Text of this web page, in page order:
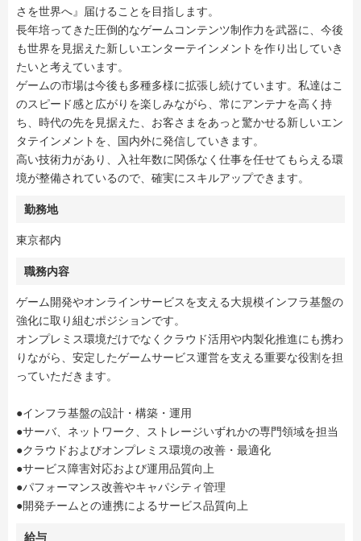
さを世界へ』届けることを目指します。
長年培ってきた圧倒的なゲームコンテンツ制作力を武器に、今後
も世界を見据えた新しいエンターテインメントを作り出していき
たいと考えています。
ゲームの市場は今後も多種多様に拡張し続けています。私達はこ
のスピード感と広がりを楽しみながら、常にアンテナを高く持
ち、時代の先を見据えた、お客さまをあっと驚かせる新しいエン
タテインメントを、国内外に発信していきます。
高い技術力があり、入社年数に関係なく仕事を任せてもらえる環
境が整備されているので、確実にスキルアップできます。
勤務地
東京都内
職務内容
ゲーム開発やオンラインサービスを支える大規模インフラ基盤の
強化に取り組むポジションです。
オンプレミス環境だけでなくクラウド活用や内製化推進にも携わ
りながら、安定したゲームサービス運営を支える重要な役割を担
っていただきます。
●インフラ基盤の設計・構築・運用
●サーバ、ネットワーク、ストレージいずれかの専門領域を担当
●クラウドおよびオンプレミス環境の改善・最適化
●サービス障害対応および運用品質向上
●パフォーマンス改善やキャパシティ管理
●開発チームとの連携によるサービス品質向上
給与